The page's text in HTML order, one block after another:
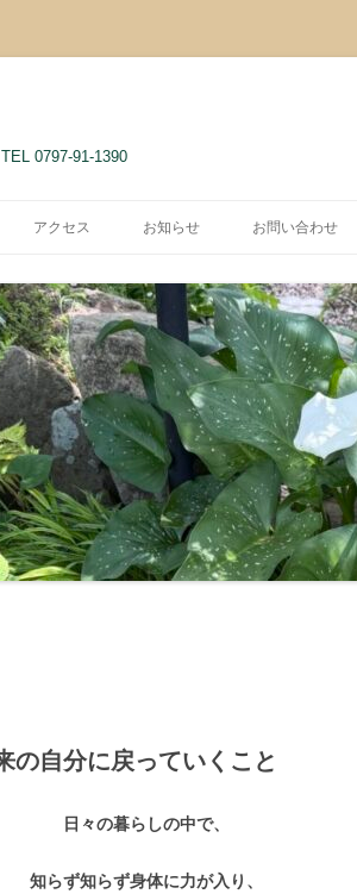
0797-91-1390
アクセス お知らせ お問い合わせ
自分に戻っていくこと
日々の暮らしの中で、
知らず知らず身体に力が入り、